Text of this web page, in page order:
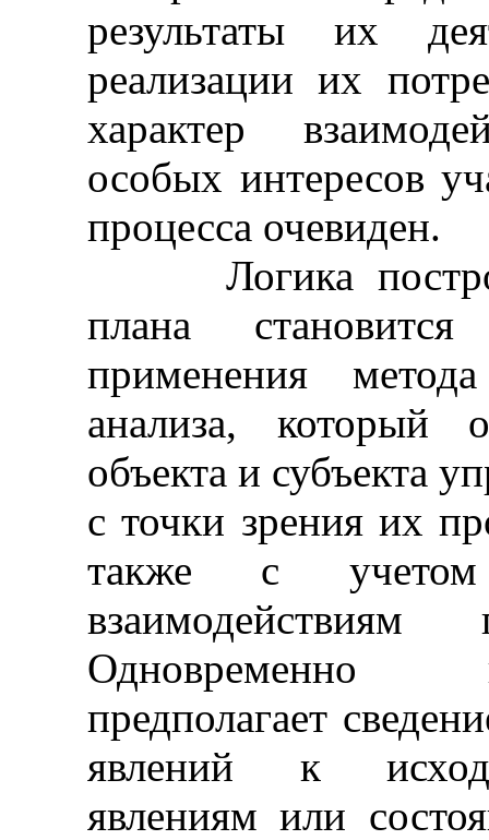
результаты их
реализации их
характер
особых интересов
процесса очевиден.
Логика
плана
применения метода
анализа, который
объекта и субъекта
с точки зрения их
также с учетом
взаимодействиям
Одновременно
предполагает
явлений к
явлениям или